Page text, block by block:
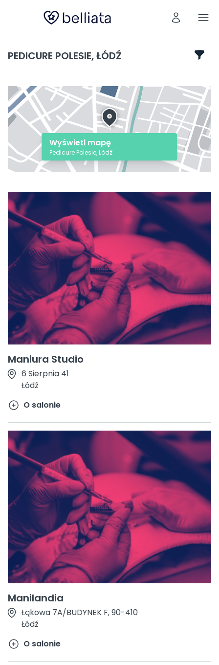
PEDICURE POLESIE, ŁÓDŹ
Maniura Studio
6 Sierpnia 41
Łódź
O salonie
Manilandia
Łąkowa 7A/BUDYNEK F, 90-410
Łódź
O salonie
Wyświetl mapę
Pedicure Polesie, Łódź